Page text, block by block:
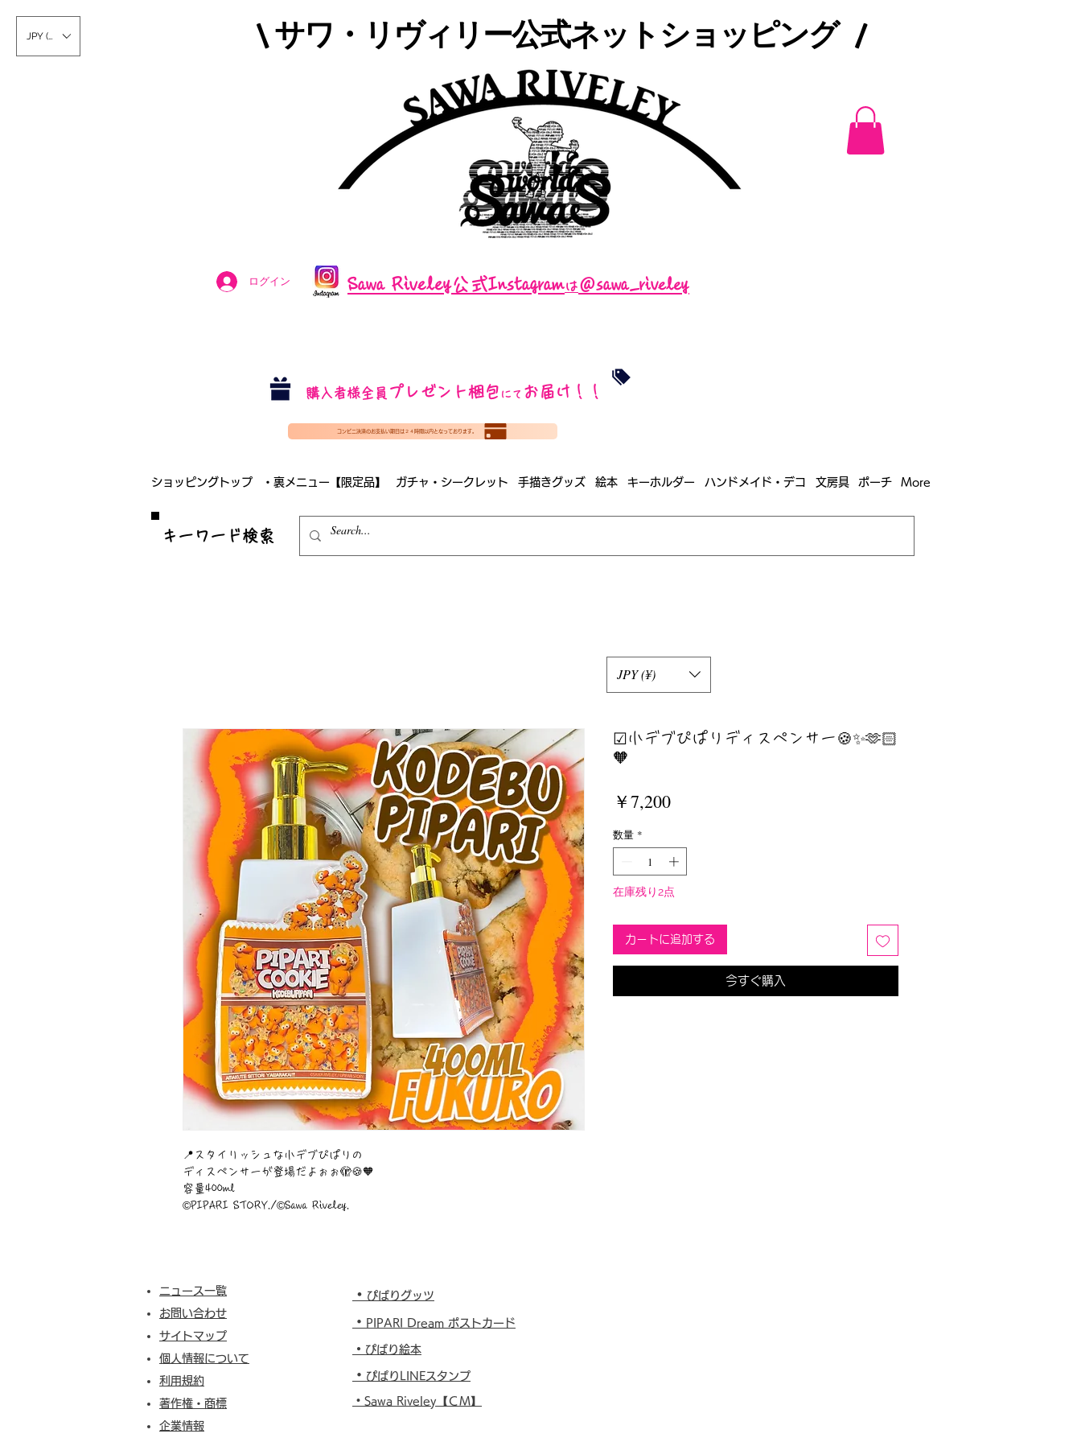
JPY (¥) \ サワ・リヴィリー公式ネットショッピング /​
Sawa Riveley公式Instagramは＠sawa_riveley
ログイン
購入者様全員 プレゼント梱包 にて お届け！！
コンビニ決済のお支払い期日は２４時間以内となっております。
ショッピングトップ ・裏メニュー【限定品】 ガチャ・シークレット 手描きグッズ 絵本 キーホルダー ハンドメイド・デコ 文房具 ポーチ More
​キーワード検索
📍スタイリッシュな小デブぴぱりの
ディスペンサーが登場だよぉぉ🫣🍪🧡
容量400ml
©︎PIPARI STORY./©︎Sawa Riveley.
☑︎小デブぴぱりディスペンサー🍪✨🫶🏻
🧡
￥7,200価
数量 *
在庫残り2点
カートに追加する
今すぐ購入
JPY (¥)
ニュース一覧
お問い合わせ
サイトマップ
個人情報について
利用規約
著作権・商標
企業情報
・ ぴぱりグッツ
・ PIPARI Dream ポストカード
・ ぴぱり絵本
・ ぴぱりLINEスタンプ
​・ Sawa Riveley【ＣＭ】